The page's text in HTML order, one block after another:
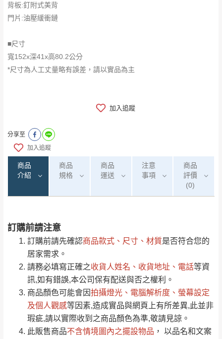
背板:釘附式美背
門片:油壓緩衝鏈
■尺寸
寬152x深41x高80.2公分
*尺寸為人工丈量略有誤差，請以實品為主
加入追蹤
分享至
加入追蹤
商品
介紹
商品
規格
商品
運送
注意
事項
商品
評價
(0)
訂購前請注意
訂購前請先確認商品款式、尺寸、材質是否符合您的
居家需求。
請務必填寫正確之收貨人姓名、收貨地址、電話等資
訊,如有錯誤,本公司保有配送與否之權利。
商品顏色可能會因拍攝燈光、電腦解析度、螢幕設定
及個人觀感等因素,造成實品與網頁上有所差異,此並非
瑕疵,請以實際收到之商品顏色為準,敬請見諒。
此販售商品不含情境圖內之擺設物品 ， 以品名和文案
運 費 說 明
運送地區 運送費用
偏遠地區
（請先線上詢問 LINE
→@dershin ）
桃園 復興鄉
注意事項：
由於品項繁多，網頁無法及時更新，如有需
要購買商品，請於出發前來電或到「官方
Line客服」來信確認商品是否有「現貨」與
「金額」。
若商品價格或庫存有異常，商家有權取消訂
單。部分網路商品恕無法更改原設計或客製，敬請
見諒！
0/5 (0)筆
全部 依評論高至低排列
依評論低至高排列 只顯示附上圖片
只顯示附上評論